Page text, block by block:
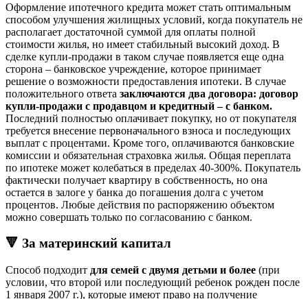
Оформление ипотечного кредита может стать оптимальным
способом улучшения жилищных условий, когда покупатель не
располагает достаточной суммой для оплаты полной
стоимости жилья, но имеет стабильный высокий доход. В
сделке купли-продажи в таком случае появляется еще одна
сторона – банковское учреждение, которое принимает
решение о возможности предоставления ипотеки. В случае
положительного ответа заключаются два договора: договор
купли-продажи с продавцом и кредитный – с банком.
Последний полностью оплачивает покупку, но от покупателя
требуется внесение первоначального взноса и последующих
выплат с процентами. Кроме того, оплачиваются банковские
комиссии и обязательная страховка жилья. Общая переплата
по ипотеке может колебаться в пределах 40-300%. Покупатель
фактически получает квартиру в собственность, но она
остается в залоге у банка до погашения долга с учетом
процентов. Любые действия по распоряжению объектом
можно совершать только по согласованию с банком.
🔻 За материнский капитал
Способ подходит для семей с двумя детьми и более (при
условии, что второй или последующий ребенок рожден после
1 января 2007 г.), которые имеют право на получение